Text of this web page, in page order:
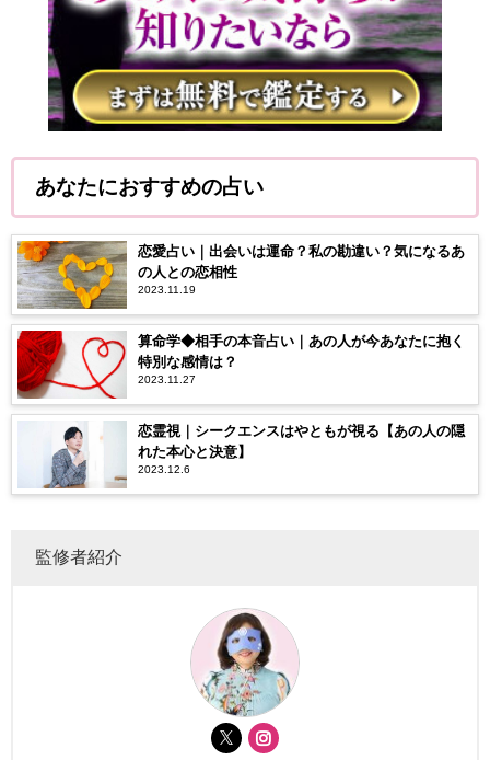
あなたにおすすめの占い
恋愛占い｜出会いは運命？私の勘違い？気になるあ
の人との恋相性
2023.11.19
算命学◆相手の本音占い｜あの人が今あなたに抱く
特別な感情は？
2023.11.27
恋霊視｜シークエンスはやともが視る【あの人の隠
れた本心と決意】
2023.12.6
監修者紹介